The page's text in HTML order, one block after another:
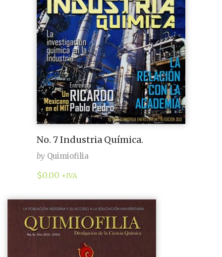
No. 7 Industria Química.
by Quimiofilia
$0.00 +IVA